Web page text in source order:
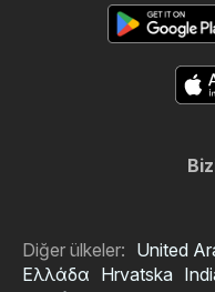
Diğer ülkeler: United
Ελλάδα Hrvatska